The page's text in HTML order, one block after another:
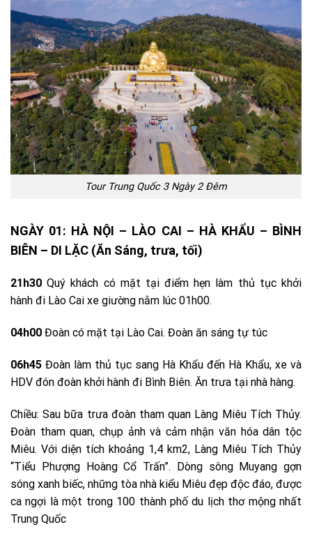
Tour Trung Quốc 3 Ngày 2 Đêm
NGÀY 01: HÀ NỘI – LÀO CAI – HÀ KHẨU – BÌNH
BIÊN – DI LẶC (Ăn Sáng, trưa, tối)
21h30 Quý khách có mặt tại điểm hẹn làm thủ tục khởi
hành đi Lào Cai xe giường nằm lúc 01h00.
04h00 Đoàn có mặt tại Lào Cai. Đoàn ăn sáng tự túc
06h45 Đoàn làm thủ tục sang Hà Khẩu đến Hà Khẩu, xe và
HDV đón đoàn khởi hành đi Bình Biên. Ăn trưa tại nhà hàng.
Chiều: Sau bữa trưa đoàn tham quan Làng Miêu Tích Thủy.
Đoàn tham quan, chụp ảnh và cảm nhận văn hóa dân tộc
Miêu. Với diện tích khoảng 1,4 km2, Làng Miêu Tích Thủy
“Tiểu Phượng Hoàng Cổ Trấn”. Dòng sông Muyang gợn
sóng xanh biếc, những tòa nhà kiểu Miêu đẹp độc đáo, được
ca ngợi là một trong 100 thành phố du lịch thơ mộng nhất
Trung Quốc